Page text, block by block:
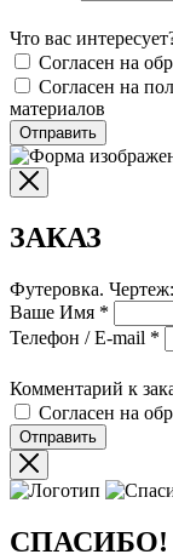
Что вас
Согласен на
Согласен на
материалов
Отправить
ЗАКАЗ
Футеровка.
Ваше Имя *
Телефон / E-mail *
Комментарий к
Согласен на
Отправить
СПАСИБО!